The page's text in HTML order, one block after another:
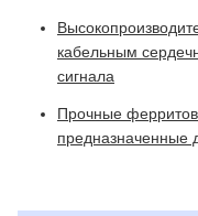
кабельным
сигнала
Прочные
предназначенные